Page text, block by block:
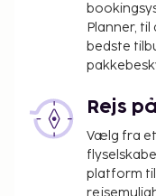
Planner,
bedste
Rejs
Vælg fra
platform